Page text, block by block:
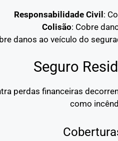
Responsabilidade Civil:
Colisão: Cobre
danos ao veículo do
Seguro
perdas financeiras
como